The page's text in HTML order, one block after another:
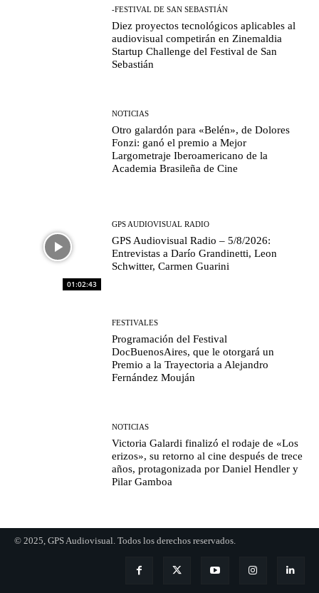
-FESTIVAL DE SAN SEBASTIÁN
Diez proyectos tecnológicos aplicables al
audiovisual competirán en Zinemaldia
Startup Challenge del Festival de San
Sebastián
NOTICIAS
Otro galardón para «Belén», de Dolores
Fonzi: ganó el premio a Mejor
Largometraje Iberoamericano de la
Academia Brasileña de Cine
01:02:43
GPS AUDIOVISUAL RADIO
GPS Audiovisual Radio – 5/8/2026:
Entrevistas a Darío Grandinetti, Leon
Schwitter, Carmen Guarini
FESTIVALES
Programación del Festival
DocBuenosAires, que le otorgará un
Premio a la Trayectoria a Alejandro
Fernández Mouján
NOTICIAS
Victoria Galardi finalizó el rodaje de «Los
erizos», su retorno al cine después de trece
años, protagonizada por Daniel Hendler y
Pilar Gamboa
© 2025, GPS Audiovisual. Todos los derechos reservados.